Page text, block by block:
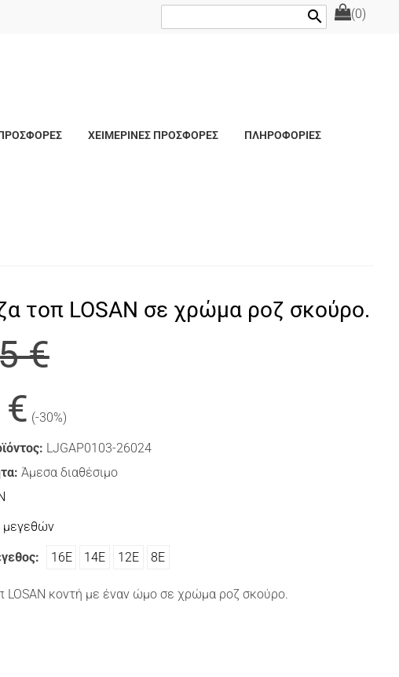
(0)
search
ΧΕΙΜΕΡΙΝΕΣ ΠΡΟΣΦΟΡΕΣ ΠΛΗΡΟΦΟΡΙΕΣ
τοπ LOSAN σε χρώμα ροζ σκούρο.
€
(-30%)
LJGAP0103-26024
Άμεσα διαθέσιμο
μεγεθών
16Ε 14Ε 12Ε 8Ε
LOSAN κοντή με έναν ώμο σε χρώμα ροζ σκούρο.